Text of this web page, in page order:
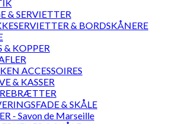
& SERVIETTER
& BORDSKÅNERE
& KOPPER
ACCESSOIRES
& KASSER
& SKÅLE
- Savon de Marseille